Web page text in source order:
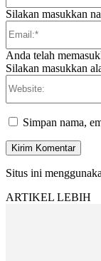
Silakan masukkan
Anda telah
Silakan masukkan
Simpan nama,
Situs ini
ARTIKEL LEBIH